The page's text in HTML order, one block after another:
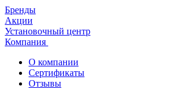
Бренды
Акции
Установочный центр
Компания
О компании
Сертификаты
Отзывы